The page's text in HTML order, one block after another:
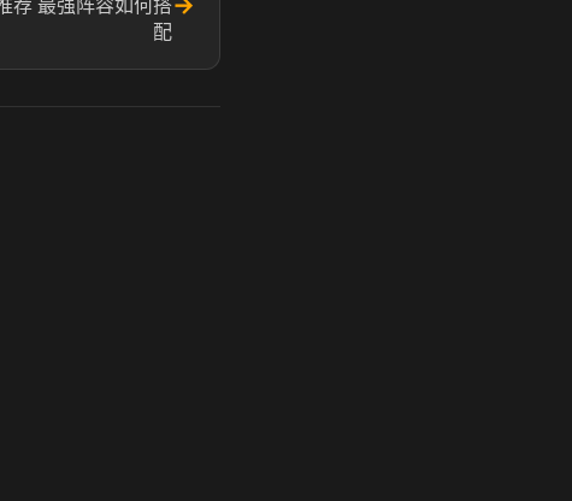
荐 最强阵容如何搭
配